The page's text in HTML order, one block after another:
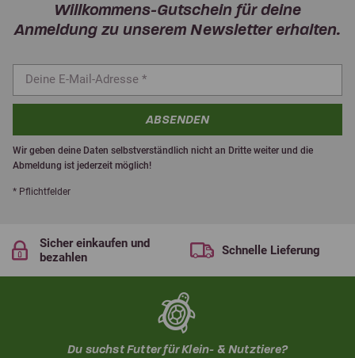
Willkommens-Gutschein für deine
Anmeldung zu unserem Newsletter erhalten.
ABSENDEN
Wir geben deine Daten selbstverständlich nicht an Dritte weiter und die
Abmeldung ist jederzeit möglich!
* Pflichtfelder
Sicher einkaufen und
bezahlen
Schnelle Lieferung
Du suchst Futter für Klein- & Nutztiere?